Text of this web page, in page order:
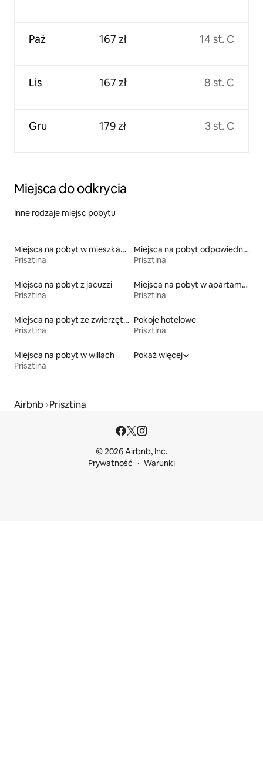
Paź
Lis
Gru
167 zł
167 zł
179 zł
14 st. C
8 st. C
3 st. C
Miejsca do odkrycia
Inne rodzaje miejsc pobytu
Miejsca na pobyt w mieszkaniach
Prisztina
Miejsca na pobyt odpowiednie dla rodzin
Prisztina
Miejsca na pobyt z jacuzzi
Prisztina
Miejsca na pobyt w apartamentach z obsługą
Prisztina
Miejsca na pobyt ze zwierzętami
Prisztina
Pokoje hotelowe
Prisztina
Miejsca na pobyt w willach
Prisztina
Pokaż więcej
Airbnb Prisztina
© 2026 Airbnb, Inc.
Prywatność
Warunki